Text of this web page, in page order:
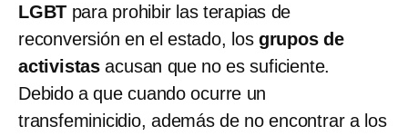
LGBT para prohibir las terapias de
reconversión en el estado, los grupos de
activistas acusan que no es suficiente.
Debido a que cuando ocurre un
transfeminicidio, además de no encontrar a los